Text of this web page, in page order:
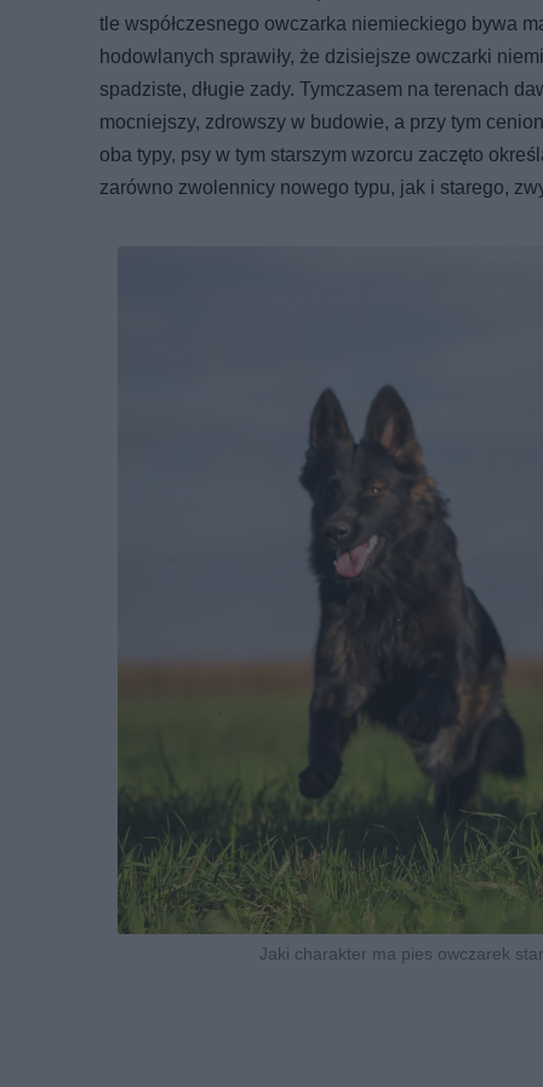
tle współczesnego owczarka niemieckiego bywa
hodowlanych sprawiły, że dzisiejsze owczarki
spadziste, długie zady. Tymczasem na terenach
mocniejszy, zdrowszy w budowie, a przy tym
oba typy, psy w tym starszym wzorcu zaczęto
zarówno zwolennicy nowego typu, jak i starego,
Jaki charakter ma pies owczarek